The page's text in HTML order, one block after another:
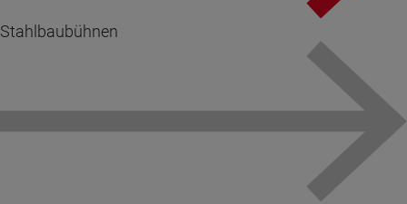
Stahlbaubühnen